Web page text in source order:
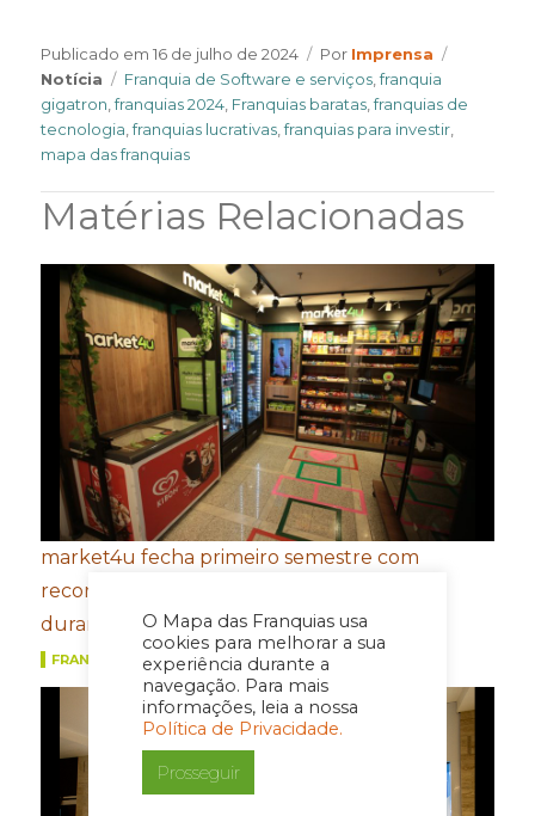
O Mapa das Franquias usa
cookies para melhorar a sua
experiência durante a
navegação. Para mais
informações, leia a nossa
Política de Privacidade.
Prosseguir
Publicado em16 de julho de 2024 Por Author
Imprensa
Notícia
Tags
Franquia de Software e serviços,franquia
gigatron,franquias 2024, Franquias baratas,franquias de
tecnologia,franquias lucrativas,franquias para investir,
mapa das franquias
Matérias Relacionadas
market4u fecha primeiro semestre com
recordes de expansão, franquias e vendas
durante a Copa do Mundo
FRANQUIAS